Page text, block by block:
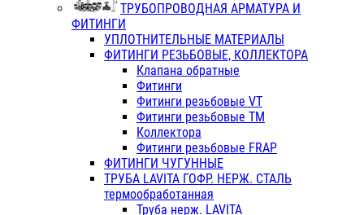
ТРУБОПРОВОДНАЯ АРМАТУРА И
ФИТИНГИ
УПЛОТНИТЕЛЬНЫЕ МАТЕРИАЛЫ
ФИТИНГИ РЕЗЬБОВЫЕ, КОЛЛЕКТОРА
Клапана обратные
Фитинги
Фитинги резьбовые VT
Фитинги резьбовые ТМ
Коллектора
Фитинги резьбовые FRAP
ФИТИНГИ ЧУГУННЫЕ
ТРУБА LAVITA ГОФР. НЕРЖ. СТАЛЬ
термообработанная
Труба нерж. LAVITA